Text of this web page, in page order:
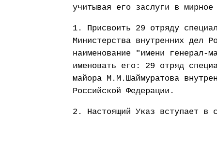
учитывая его заслуги в
1. Присвоить 29 отряду
Министерства внутренних дел
наименование "имени генерал-
именовать его: 29 отряд
майора М.М.Шаймуратова
Российской Федерации.
2. Настоящий Указ вступает в